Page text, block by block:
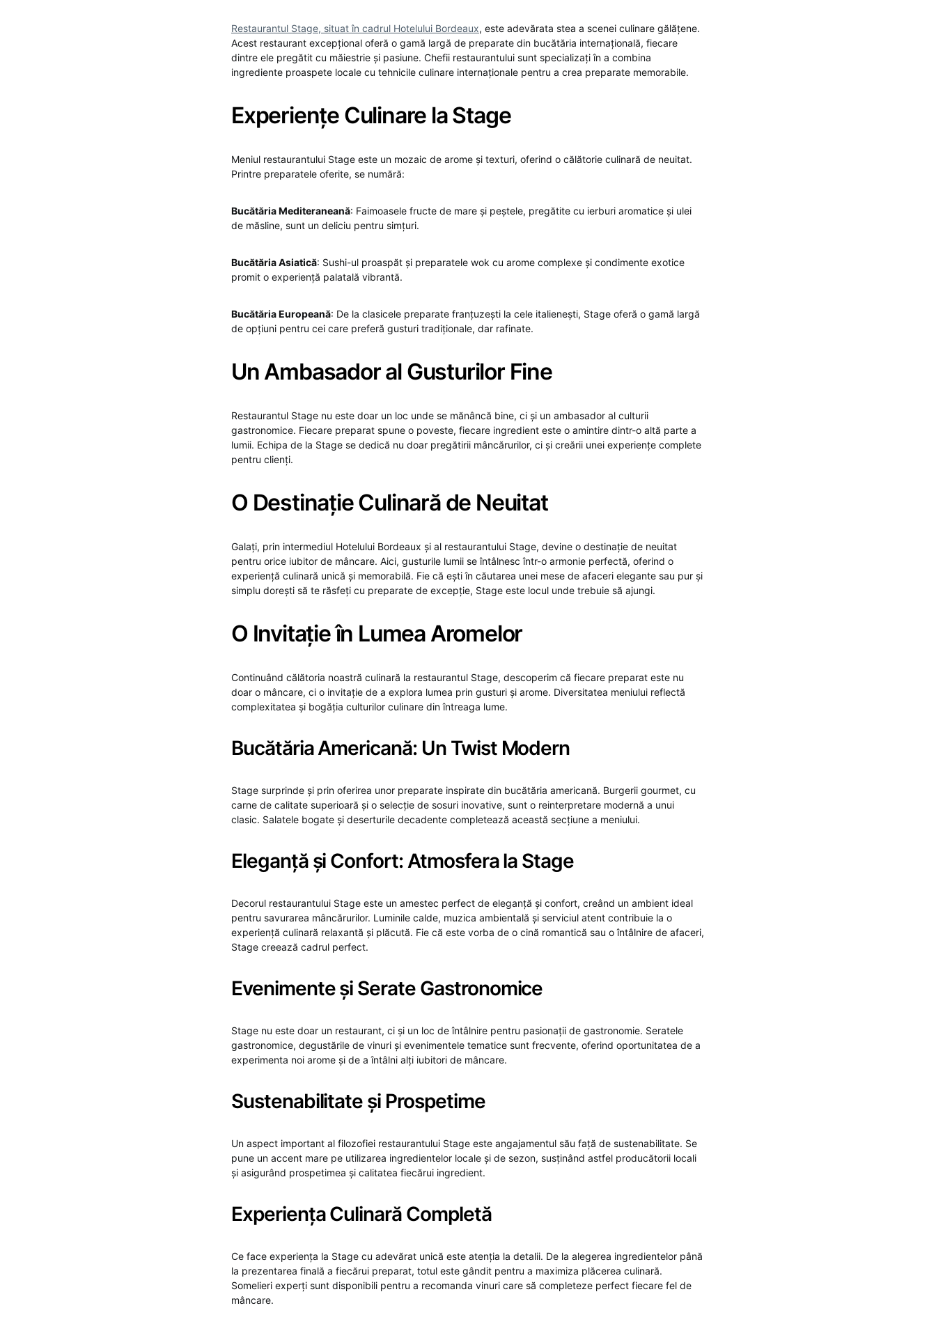
Restaurantul Stage, situat în cadrul Hotelului Bordeaux, este adevărata stea a scenei culinare gălățene.
Acest restaurant excepțional oferă o gamă largă de preparate din bucătăria internațională, fiecare
dintre ele pregătit cu măiestrie și pasiune. Chefii restaurantului sunt specializați în a combina
ingrediente proaspete locale cu tehnicile culinare internaționale pentru a crea preparate memorabile.
Experiențe Culinare la Stage
Meniul restaurantului Stage este un mozaic de arome și texturi, oferind o călătorie culinară de neuitat.
Printre preparatele oferite, se numără:
Bucătăria Mediteraneană: Faimoasele fructe de mare și peștele, pregătite cu ierburi aromatice și ulei
de măsline, sunt un deliciu pentru simțuri.
Bucătăria Asiatică: Sushi-ul proaspăt și preparatele wok cu arome complexe și condimente exotice
promit o experiență palatală vibrantă.
Bucătăria Europeană: De la clasicele preparate franțuzești la cele italienești, Stage oferă o gamă largă
de opțiuni pentru cei care preferă gusturi tradiționale, dar rafinate.
Un Ambasador al Gusturilor Fine
Restaurantul Stage nu este doar un loc unde se mănâncă bine, ci și un ambasador al culturii
gastronomice. Fiecare preparat spune o poveste, fiecare ingredient este o amintire dintr-o altă parte a
lumii. Echipa de la Stage se dedică nu doar pregătirii mâncărurilor, ci și creării unei experiențe complete
pentru clienți.
O Destinație Culinară de Neuitat
Galați, prin intermediul Hotelului Bordeaux și al restaurantului Stage, devine o destinație de neuitat
pentru orice iubitor de mâncare. Aici, gusturile lumii se întâlnesc într-o armonie perfectă, oferind o
experiență culinară unică și memorabilă. Fie că ești în căutarea unei mese de afaceri elegante sau pur și
simplu dorești să te răsfeți cu preparate de excepție, Stage este locul unde trebuie să ajungi.
O Invitație în Lumea Aromelor
Continuând călătoria noastră culinară la restaurantul Stage, descoperim că fiecare preparat este nu
doar o mâncare, ci o invitație de a explora lumea prin gusturi și arome. Diversitatea meniului reflectă
complexitatea și bogăția culturilor culinare din întreaga lume.
Bucătăria Americană: Un Twist Modern
Stage surprinde și prin oferirea unor preparate inspirate din bucătăria americană. Burgerii gourmet, cu
carne de calitate superioară și o selecție de sosuri inovative, sunt o reinterpretare modernă a unui
clasic. Salatele bogate și deserturile decadente completează această secțiune a meniului.
Eleganță și Confort: Atmosfera la Stage
Decorul restaurantului Stage este un amestec perfect de eleganță și confort, creând un ambient ideal
pentru savurarea mâncărurilor. Luminile calde, muzica ambientală și serviciul atent contribuie la o
experiență culinară relaxantă și plăcută. Fie că este vorba de o cină romantică sau o întâlnire de afaceri,
Stage creează cadrul perfect.
Evenimente și Serate Gastronomice
Stage nu este doar un restaurant, ci și un loc de întâlnire pentru pasionații de gastronomie. Seratele
gastronomice, degustările de vinuri și evenimentele tematice sunt frecvente, oferind oportunitatea de a
experimenta noi arome și de a întâlni alți iubitori de mâncare.
Sustenabilitate și Prospetime
Un aspect important al filozofiei restaurantului Stage este angajamentul său față de sustenabilitate. Se
pune un accent mare pe utilizarea ingredientelor locale și de sezon, susținând astfel producătorii locali
și asigurând prospetimea și calitatea fiecărui ingredient.
Experiența Culinară Completă
Ce face experiența la Stage cu adevărat unică este atenția la detalii. De la alegerea ingredientelor până
la prezentarea finală a fiecărui preparat, totul este gândit pentru a maximiza plăcerea culinară.
Somelieri experți sunt disponibili pentru a recomanda vinuri care să completeze perfect fiecare fel de
mâncare.